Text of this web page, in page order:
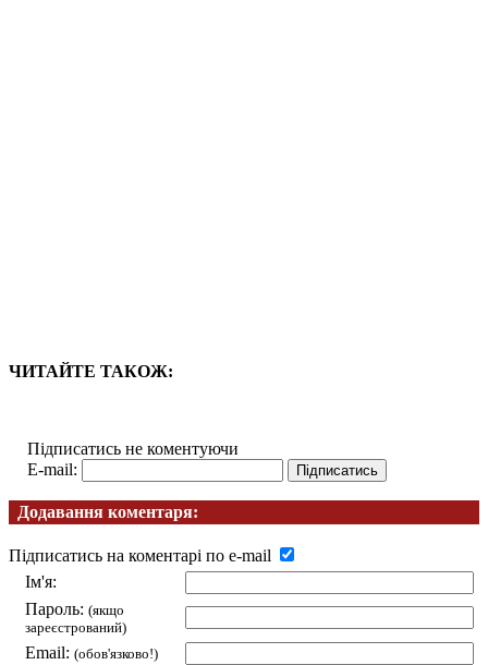
ЧИТАЙТЕ ТАКОЖ:
Підписатись не коментуючи
E-mail:
Додавання коментаря:
Підписатись на коментарі по e-mail
Ім'я:
Пароль: (якщо
зареєстрований)
Email: (обов'язково!)